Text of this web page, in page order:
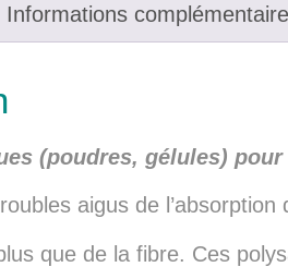
Informations
(poudres, gélules)
aigus de l’absorption
que de la fibre. Ces